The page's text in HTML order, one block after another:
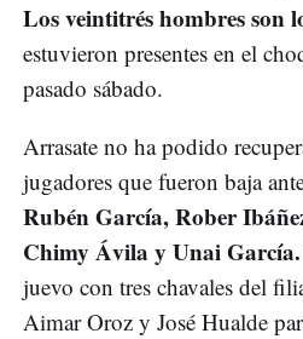
Los veintitrés hombres son
estuvieron presentes en el
pasado sábado.
Arrasate no ha podido
jugadores que fueron baja
Rubén García, Rober
Chimy Ávila y Unai García.
juevo con tres chavales del
Aimar Oroz y José Hualde